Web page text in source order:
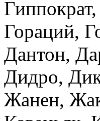
Гораций,
Дантон,
Дидро,
Жанен,